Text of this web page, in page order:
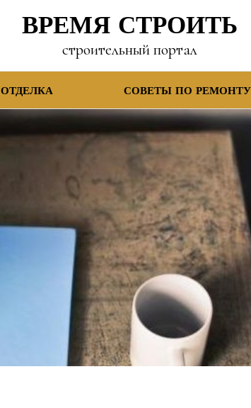
ВРЕМЯ СТРОИТЬ
строительный портал
ОТДЕЛКА СОВЕТЫ ПО РЕМОНТУ